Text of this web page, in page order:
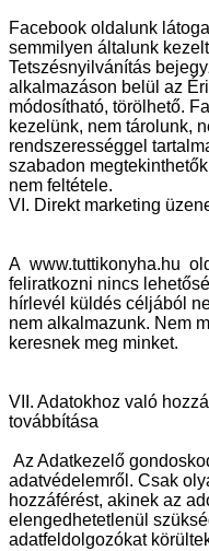
Facebook oldalunk
semmilyen általunk
Tetszésnyilvánítás
alkalmazáson belül az
módosítható, törölhető.
kezelünk, nem tárolunk,
rendszerességgel
szabadon
nem feltétele.
VI. Direkt marketing
A www.tuttikonyha.hu
feliratkozni nincs
hírlevél küldés céljából
nem alkalmazunk. Nem
keresnek meg minket.
VII. Adatokhoz való
továbbítása
Az Adatkezelő
adatvédelemről. Csak
hozzáférést, akinek az
elengedhetetlenül
adatfeldolgozókat